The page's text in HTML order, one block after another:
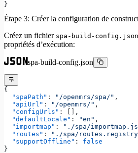
}
Étape 3: Créer la configuration de
Créez un fichier spa-build-config.json
propriétés d’exécution:
spa-build-config.json
{
  "spaPath"
: "/openmrs/spa/" ,
  "apiUrl"
: "/openmrs/" ,
  "configUrls"
: [],
  "defaultLocale"
: "en" ,
  "importmap"
: "./spa/
  "routes"
: "./spa/
  "supportOffline"
: false
}